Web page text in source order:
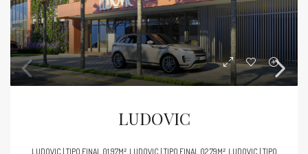
LUDOVIC
LUDOVIC | TIPO FINAL 01 97M², LUDOVIC | TIPO FINAL 02 79M², LUDOVIC | TIPO